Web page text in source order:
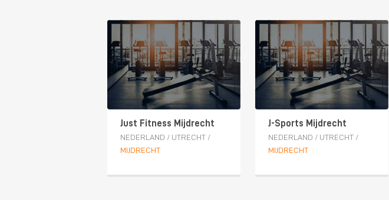
Just Fitness Mijdrecht
NEDERLAND / UTRECHT/
MIJDRECHT
J-Sports Mijdrecht
NEDERLAND / UTRECHT/
MIJDRECHT